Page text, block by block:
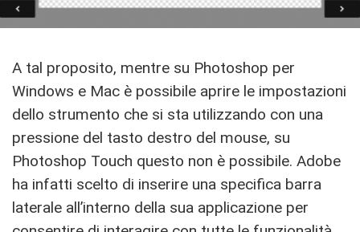
A tal proposito, mentre su Photoshop per
Windows e Mac è possibile aprire le impostazioni
dello strumento che si sta utilizzando con una
pressione del tasto destro del mouse, su
Photoshop Touch questo non è possibile. Adobe
ha infatti scelto di inserire una specifica barra
laterale all’interno della sua applicazione per